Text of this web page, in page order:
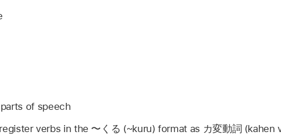
of speech
verbs in the 〜くる (~kuru) format as カ変動詞 (kahen